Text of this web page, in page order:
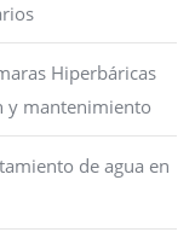
Hiperbáricas
y mantenimiento
de agua en